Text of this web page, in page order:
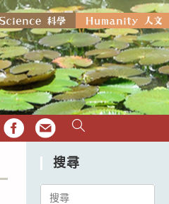
FB EMAIL
搜尋
Search